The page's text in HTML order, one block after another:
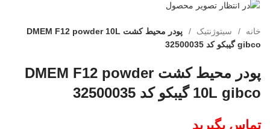
خانه سیتوژنتیک
پودر محیط کشت DMEM F12 powder 10L
gibco گیبکو کد 32500035
پودر محیط کشت DMEM F12 powder
10L gibco گیبکو کد 32500035
تماس بگیرید